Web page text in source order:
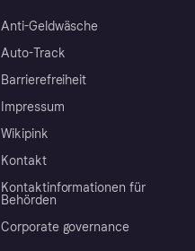
Anti-Geldwäsche
Auto-Track
Barrierefreiheit
Impressum
Wikipink
Kontakt
Kontaktinformationen für
Behörden
Corporate governance